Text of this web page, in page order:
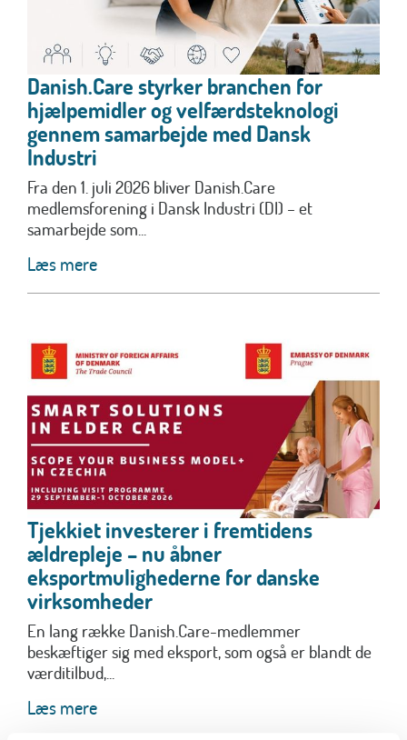
Danish.Care styrker branchen for
hjælpemidler og velfærdsteknologi
gennem samarbejde med Dansk
Industri
Fra den 1. juli 2026 bliver Danish.Care
medlemsforening i Dansk Industri (DI) – et
samarbejde som...
Læs mere
Tjekkiet investerer i fremtidens
ældrepleje – nu åbner
eksportmulighederne for danske
virksomheder
En lang række Danish.Care-medlemmer
beskæftiger sig med eksport, som også er blandt de
værditilbud,...
Læs mere